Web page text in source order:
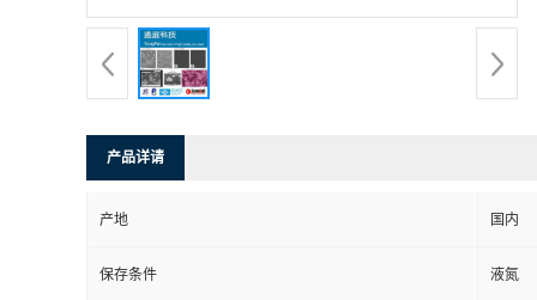
产品详请
产地 国内
保存条件 液氮